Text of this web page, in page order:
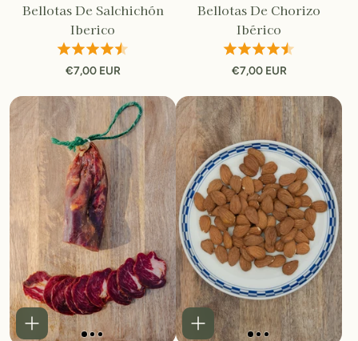
Bellotas De Salchichón
Iberico
€7,00 EUR
Bellotas De Chorizo
Ibérico
€7,00 EUR